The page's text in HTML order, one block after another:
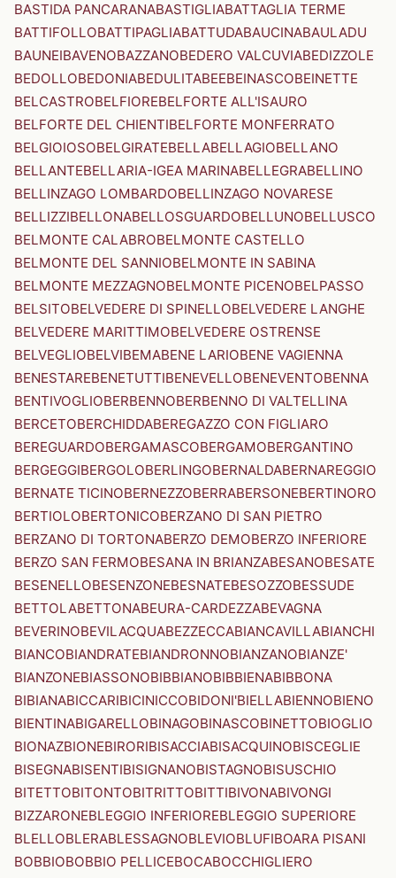
BASTIDA PANCARANABASTIGLIABATTAGLIA TERME
BATTIFOLLOBATTIPAGLIABATTUDABAUCINABAULADU
BAUNEIBAVENOBAZZANOBEDERO VALCUVIABEDIZZOLE
BEDOLLOBEDONIABEDULITABEEBEINASCOBEINETTE
BELCASTROBELFIOREBELFORTE ALL'ISAURO
BELFORTE DEL CHIENTIBELFORTE MONFERRATO
BELGIOIOSOBELGIRATEBELLABELLAGIOBELLANO
BELLANTEBELLARIA-IGEA MARINABELLEGRABELLINO
BELLINZAGO LOMBARDOBELLINZAGO NOVARESE
BELLIZZIBELLONABELLOSGUARDOBELLUNOBELLUSCO
BELMONTE CALABROBELMONTE CASTELLO
BELMONTE DEL SANNIOBELMONTE IN SABINA
BELMONTE MEZZAGNOBELMONTE PICENOBELPASSO
BELSITOBELVEDERE DI SPINELLOBELVEDERE LANGHE
BELVEDERE MARITTIMOBELVEDERE OSTRENSE
BELVEGLIOBELVIBEMABENE LARIOBENE VAGIENNA
BENESTAREBENETUTTIBENEVELLOBENEVENTOBENNA
BENTIVOGLIOBERBENNOBERBENNO DI VALTELLINA
BERCETOBERCHIDDABEREGAZZO CON FIGLIARO
BEREGUARDOBERGAMASCOBERGAMOBERGANTINO
BERGEGGIBERGOLOBERLINGOBERNALDABERNAREGGIO
BERNATE TICINOBERNEZZOBERRABERSONEBERTINORO
BERTIOLOBERTONICOBERZANO DI SAN PIETRO
BERZANO DI TORTONABERZO DEMOBERZO INFERIORE
BERZO SAN FERMOBESANA IN BRIANZABESANOBESATE
BESENELLOBESENZONEBESNATEBESOZZOBESSUDE
BETTOLABETTONABEURA-CARDEZZABEVAGNA
BEVERINOBEVILACQUABEZZECCABIANCAVILLABIANCHI
BIANCOBIANDRATEBIANDRONNOBIANZANOBIANZE'
BIANZONEBIASSONOBIBBIANOBIBBIENABIBBONA
BIBIANABICCARIBICINICCOBIDONI'BIELLABIENNOBIENO
BIENTINABIGARELLOBINAGOBINASCOBINETTOBIOGLIO
BIONAZBIONEBIRORIBISACCIABISACQUINOBISCEGLIE
BISEGNABISENTIBISIGNANOBISTAGNOBISUSCHIO
BITETTOBITONTOBITRITTOBITTIBIVONABIVONGI
BIZZARONEBLEGGIO INFERIOREBLEGGIO SUPERIORE
BLELLOBLERABLESSAGNOBLEVIOBLUFIBOARA PISANI
BOBBIOBOBBIO PELLICEBOCABOCCHIGLIERO